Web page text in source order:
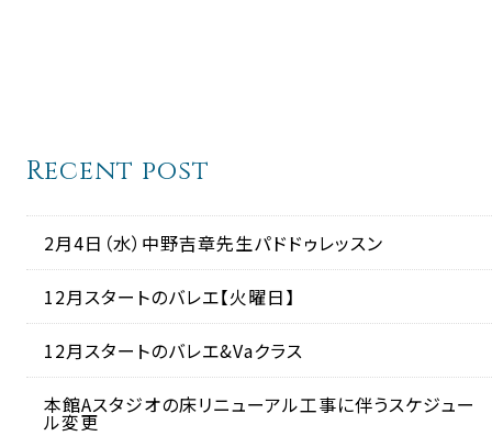
Recent post
2月4日（水）中野吉章先生パドドゥレッスン
12月スタートのバレエ【火曜日】
12月スタートのバレエ&Vaクラス
本館Aスタジオの床リニューアル工事に伴うスケジュー
ル変更